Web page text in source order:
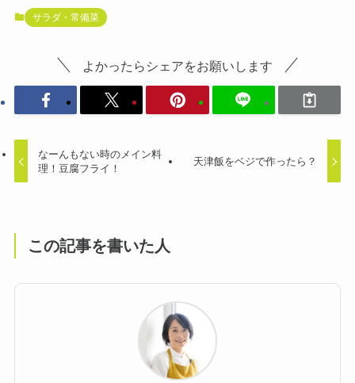
サラダ・常備菜
よかったらシェアをお願いします
なーんもない時のメイン料
理！豆腐フライ！
天津飯をベジで作ったら？
この記事を書いた人